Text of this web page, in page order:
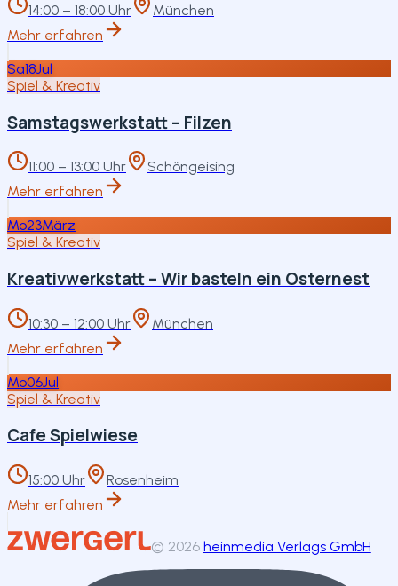
14:00 – 18:00 Uhr
München
Mehr erfahren
Sa18Jul
Spiel & Kreativ
Samstagswerkstatt – Filzen
11:00 – 13:00 Uhr
Schöngeising
Mehr erfahren
Mo23März
Spiel & Kreativ
Kreativwerkstatt – Wir basteln ein Osternest
10:30 – 12:00 Uhr
München
Mehr erfahren
Mo06Jul
Spiel & Kreativ
Cafe Spielwiese
15:00 Uhr
Rosenheim
Mehr erfahren
© 2026 heinmedia Verlags GmbH